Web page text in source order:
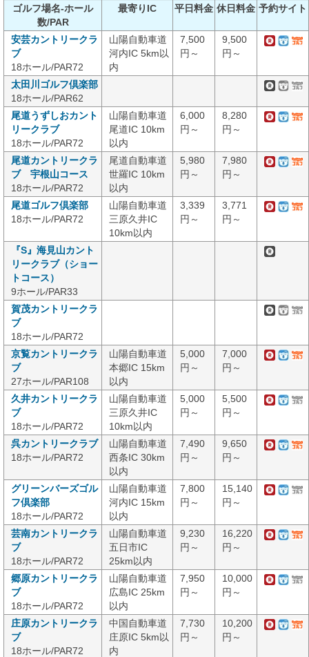
ゴルフ場名-ホール
数/PAR
最寄りIC 平日料金 休日料金 予約サイト
安芸カントリークラ
ブ
18ホール/PAR72
山陽自動車道
河内IC 5km以
内
7,500
円～
9,500
円～
太田川ゴルフ倶楽部
18ホール/PAR62
尾道うずしおカント
リークラブ
18ホール/PAR72
山陽自動車道
尾道IC 10km
以内
6,000
円～
8,280
円～
尾道カントリークラ
ブ 宇根山コース
18ホール/PAR72
尾道自動車道
世羅IC 10km
以内
5,980
円～
7,980
円～
尾道ゴルフ倶楽部
18ホール/PAR72
山陽自動車道
三原久井IC
10km以内
3,339
円～
3,771
円～
『S』海見山カント
リークラブ（ショー
トコース）
9ホール/PAR33
賀茂カントリークラ
ブ
18ホール/PAR72
京覧カントリークラ
ブ
27ホール/PAR108
山陽自動車道
本郷IC 15km
以内
5,000
円～
7,000
円～
久井カントリークラ
ブ
18ホール/PAR72
山陽自動車道
三原久井IC
10km以内
5,000
円～
5,500
円～
呉カントリークラブ
18ホール/PAR72
山陽自動車道
西条IC 30km
以内
7,490
円～
9,650
円～
グリーンバーズゴル
フ倶楽部
18ホール/PAR72
山陽自動車道
河内IC 15km
以内
7,800
円～
15,140
円～
芸南カントリークラ
ブ
18ホール/PAR72
山陽自動車道
五日市IC
25km以内
9,230
円～
16,220
円～
郷原カントリークラ
ブ
18ホール/PAR72
山陽自動車道
広島IC 25km
以内
7,950
円～
10,000
円～
庄原カントリークラ
ブ
18ホール/PAR72
中国自動車道
庄原IC 5km以
内
7,730
円～
10,200
円～